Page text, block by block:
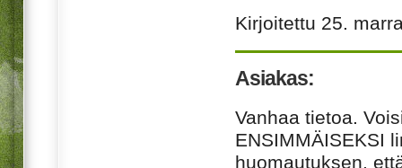
Kirjoitettu 25.
Asiakas:
Vanhaa tietoa.
ENSIMMÄISEKSI
huomautuksen,